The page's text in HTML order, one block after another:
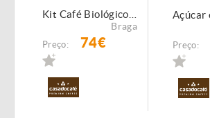
Braga
Preço: 74€ Preço: